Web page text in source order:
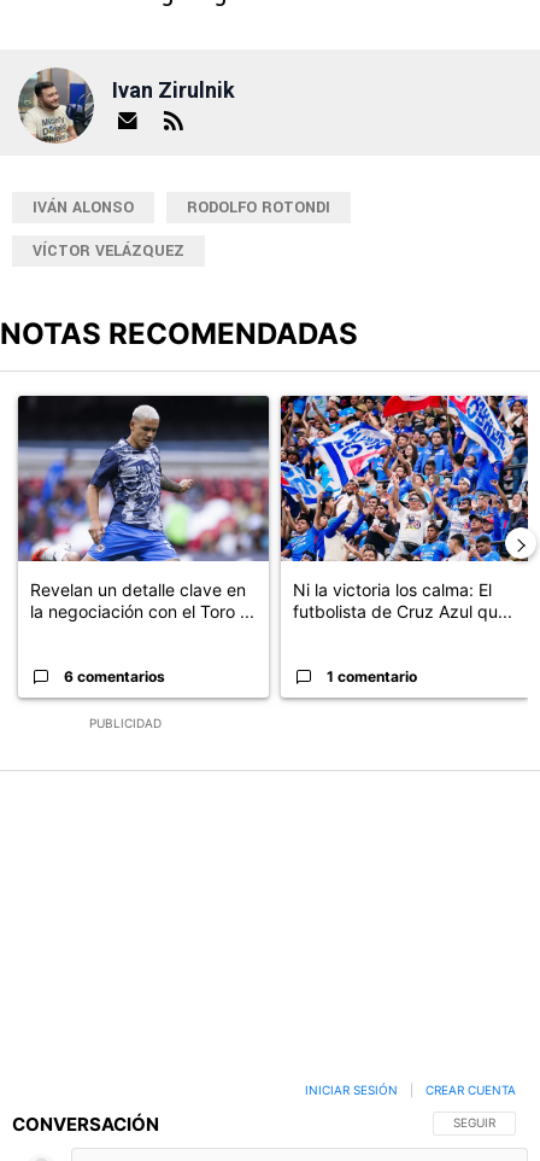
Ivan Zirulnik
IVÁN ALONSO
RODOLFO ROTONDI
VÍCTOR VELÁZQUEZ
NOTAS RECOMENDADAS
PUBLICIDAD
Un artículo de tendencia con el título "Revelan un detalle clave
Revelan un detalle clave en
la negociación con el Toro ...
6 comentarios
Un artículo de tendencia con el
Ni la victoria los calma: El
futbolista de Cruz Azul qu...
1 comentario
CONVERSACIÓN SIGA ESTA
SEGUIR
INICIAR SESIÓN CREAR CUENTA